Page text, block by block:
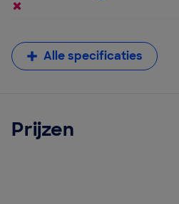
Alle specificaties
Prijzen